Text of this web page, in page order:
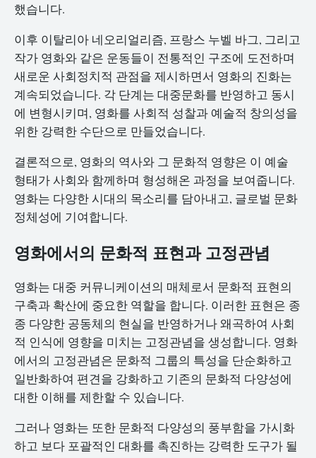
했습니다.
이후 이탈리아 네오리얼리즘, 프랑스 누벨 바그, 그리고
작가 영화와 같은 운동들이 전통적인 구조에 도전하며
새로운 사회정치적 관점을 제시하면서 영화의 진화는
계속되었습니다. 각 단계는 대중문화를 반영하고 동시
에 변형시키며, 영화를 사회적 성찰과 예술적 창의성을
위한 강력한 수단으로 만들었습니다.
결론적으로, 영화의 역사와 그 문화적 영향은 이 예술
형태가 사회와 함께하며 형성해온 과정을 보여줍니다.
영화는 다양한 시대의 목소리를 담아내고, 글로벌 문화
정체성에 기여합니다.
영화에서의 문화적 표현과 고정관념
영화는 대중 커뮤니케이션의 매체로서 문화적 표현의
구축과 확산에 중요한 역할을 합니다. 이러한 표현은 종
종 다양한 공동체의 현실을 반영하거나 왜곡하여 사회
적 인식에 영향을 미치는 고정관념을 생성합니다. 영화
에서의 고정관념은 문화적 그룹의 특성을 단순화하고
일반화하여 편견을 강화하고 기존의 문화적 다양성에
대한 이해를 제한할 수 있습니다.
그러나 영화는 또한 문화적 다양성의 풍부함을 가시화
하고 보다 포괄적인 대화를 촉진하는 강력한 도구가 될